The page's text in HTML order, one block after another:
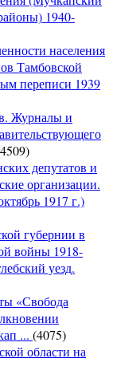
1940-
населения
Тамбовской
переписи 1939
Журналы и
депутатов и
организации.
1917 г.)
губернии в
войны 1918-
уезд.
«Свобода
... (4075)
области на